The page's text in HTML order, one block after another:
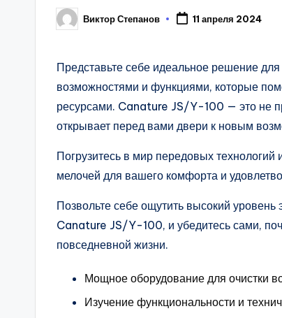
Posted
by
Виктор Степанов 11 апреля 2024
Представьте себе идеальное решение
возможностями и функциями, которые
ресурсами. Canature JS/Y-100 — это не
открывает перед вами двери к новым
Погрузитесь в мир передовых
мелочей для вашего комфорта и
Позвольте себе ощутить высокий
Canature JS/Y-100, и убедитесь сами,
повседневной жизни.
Мощное оборудование для очистки
Изучение функциональности и